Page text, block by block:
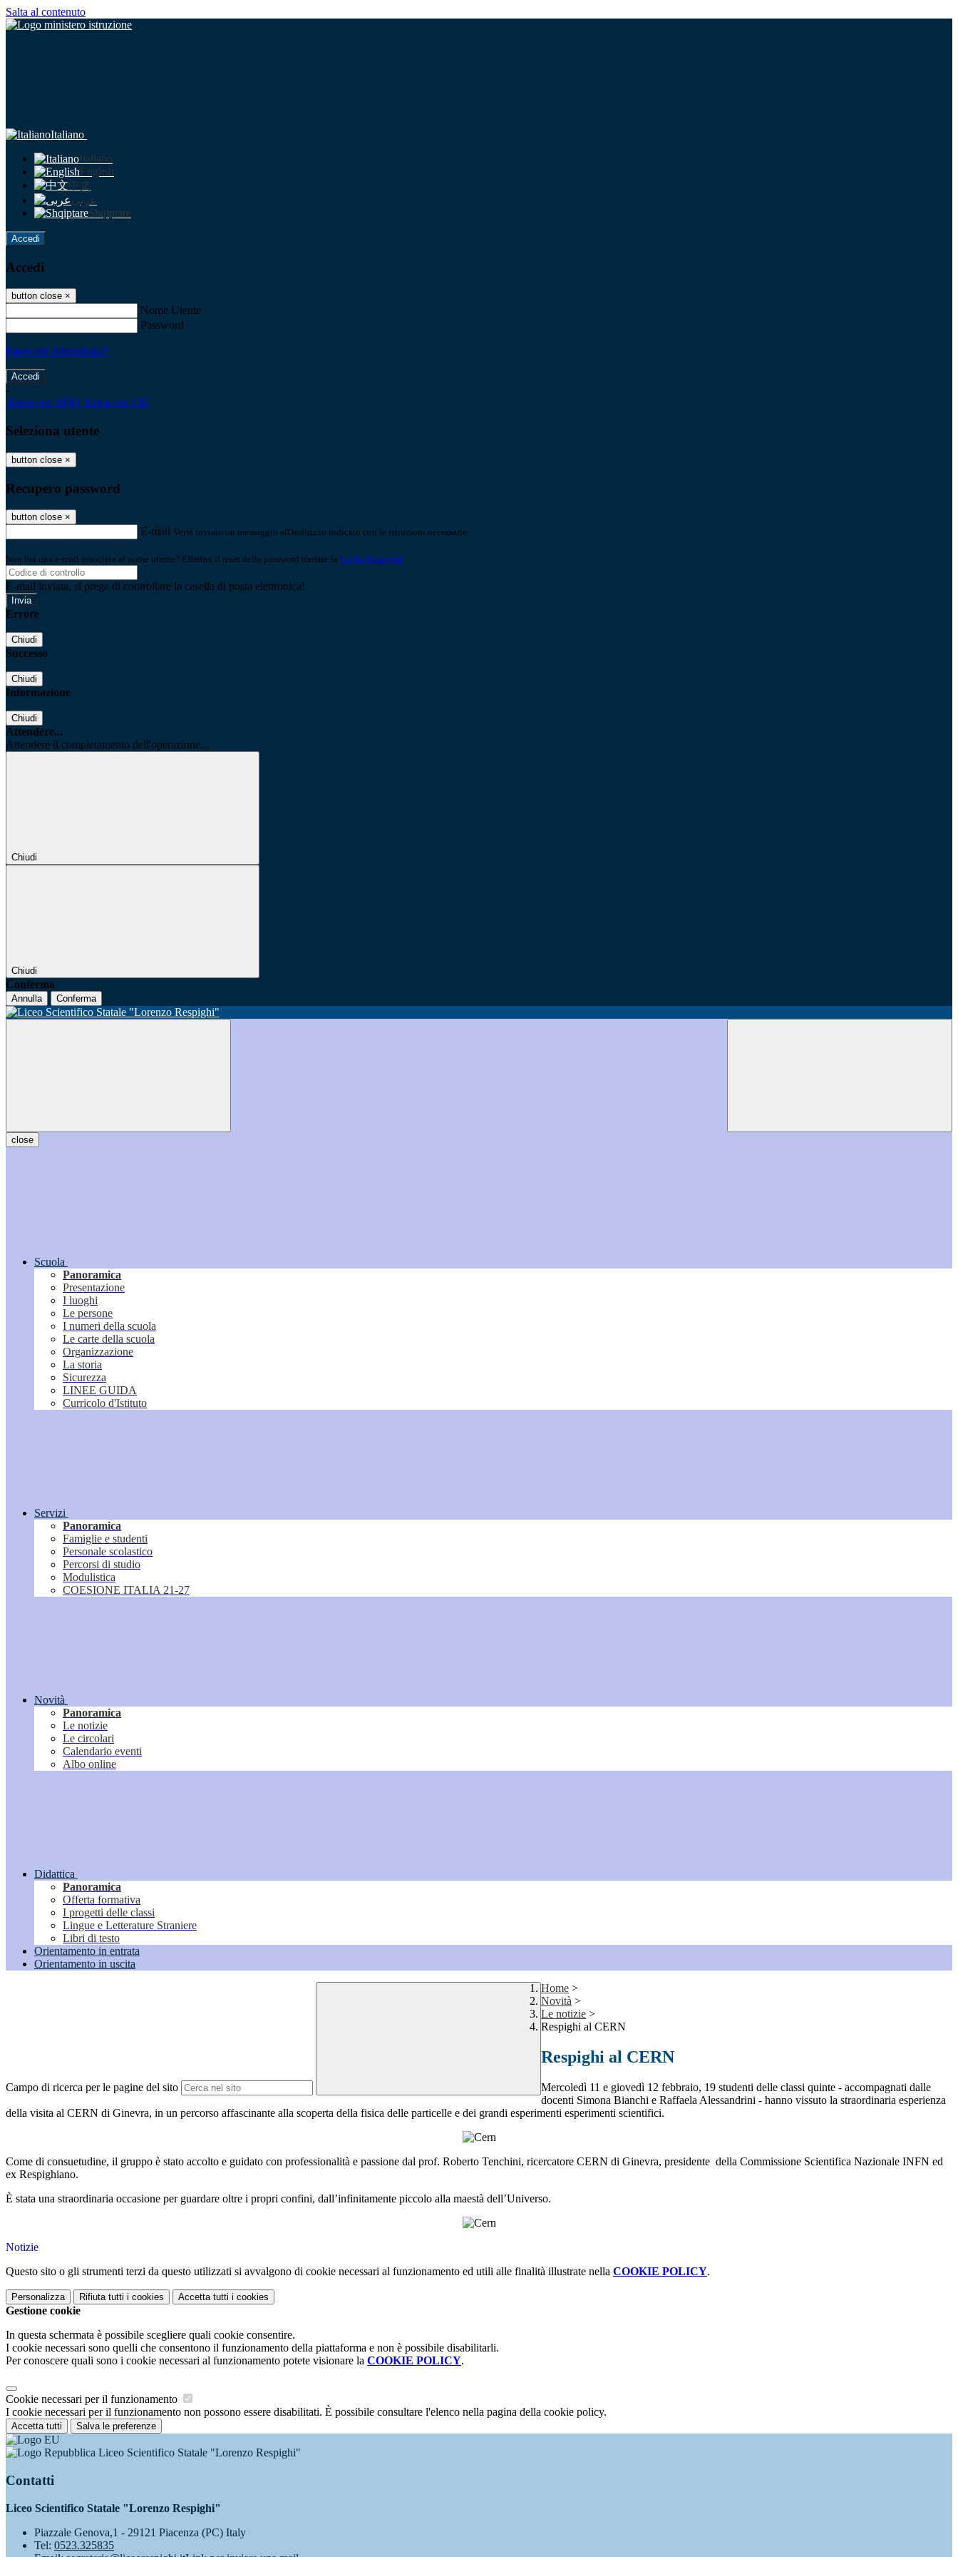
Salta al contenuto
Italiano
Italiano
English
中文
عربى
Shqiptare
Accedi
Accedi
button close ×
Nome Utente
Password
Password dimenticata?
-
Entra con SPID Entra con CIE
Seleziona utente
button close ×
Recupero password
button close ×
E-mail Verrà inviato un messaggio all'indirizzo indicato con le istruzioni necessarie.
Non hai una e-mail associata al nome utente? Effettua il reset della password tramite la Login Spaggiari
E-mail inviata, si prega di controllare la casella di posta elettronica!
Errore
Chiudi
Successo
Chiudi
Informazione
Chiudi
Attendere...
Attendere il completamento dell'operazione...
Chiudi
Chiudi
Conferma
Annulla Conferma
close
Scuola
Panoramica
Presentazione
I luoghi
Le persone
I numeri della scuola
Le carte della scuola
Organizzazione
La storia
Sicurezza
LINEE GUIDA
Curricolo d'Istituto
Servizi
Panoramica
Famiglie e studenti
Personale scolastico
Percorsi di studio
Modulistica
COESIONE ITALIA 21-27
Novità
Panoramica
Le notizie
Le circolari
Calendario eventi
Albo online
Didattica
Panoramica
Offerta formativa
I progetti delle classi
Lingue e Letterature Straniere
Libri di testo
Orientamento in entrata
Orientamento in uscita
Campo di ricerca per le pagine del sito
Home >
Novità >
Le notizie >
Respighi al CERN
Respighi al CERN
Mercoledì 11 e giovedì 12 febbraio, 19 studenti delle classi quinte - accompagnati dalle
docenti Simona Bianchi e Raffaela Alessandrini - hanno vissuto la straordinaria esperienza
della visita al CERN di Ginevra, in un percorso affascinante alla scoperta della fisica delle particelle e dei grandi esperimenti esperimenti scientifici.
Come di consuetudine, il gruppo è stato accolto e guidato con professionalità e passione dal prof. Roberto Tenchini, ricercatore CERN di Ginevra, presidente della Commissione Scientifica Nazionale INFN ed
ex Respighiano.
È stata una straordinaria occasione per guardare oltre i propri confini, dall’infinitamente piccolo alla maestà dell’Universo.
Notizie
Questo sito o gli strumenti terzi da questo utilizzati si avvalgono di cookie necessari al funzionamento ed utili alle finalità illustrate nella COOKIE POLICY.
Personalizza Rifiuta tutti i cookies Accetta tutti i cookies
Gestione cookie
In questa schermata è possibile scegliere quali cookie consentire.
I cookie necessari sono quelli che consentono il funzionamento della piattaforma e non è possibile disabilitarli.
Per conoscere quali sono i cookie necessari al funzionamento potete visionare la COOKIE POLICY.
Cookie necessari per il funzionamento
I cookie necessari per il funzionamento non possono essere disabilitati. È possibile consultare l'elenco nella pagina della cookie policy.
Accetta tutti Salva le preferenze
Liceo Scientifico Statale "Lorenzo Respighi"
Contatti
Liceo Scientifico Statale "Lorenzo Respighi"
Piazzale Genova,1 - 29121 Piacenza (PC) Italy
Tel: 0523.325835